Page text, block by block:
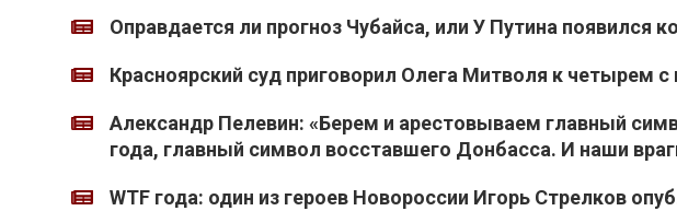
Оправдается ли прогноз Чубайса, или У Путина появился
Красноярский суд приговорил Олега Митволя к четырем
Александр Пелевин: «Берем и арестовываем главный
года, главный символ восставшего Донбасса. И наши
WTF года: один из героев Новороссии Игорь Стрелков